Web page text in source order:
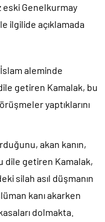
eski Genelkurmay
ilgilide açıklamada
İslam aleminde
getiren Kamalak, bu
yaptıklarını
akan kanın,
dile getiren Kamalak,
silah asıl düşmanın
kanı akarken
dolmakta.